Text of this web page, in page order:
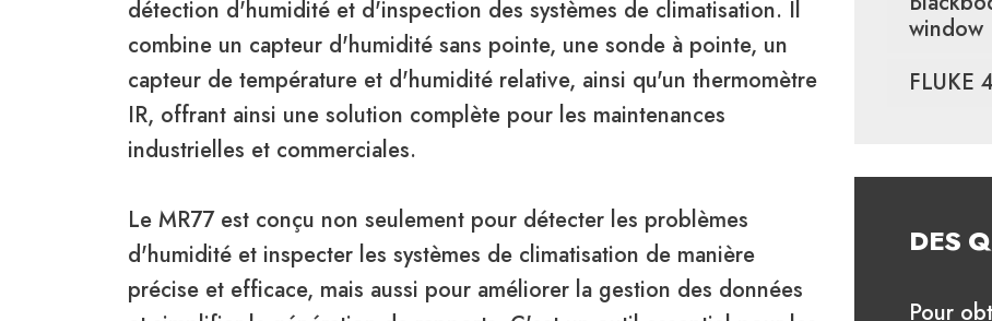
détection d'humidité et d'inspection des systèmes de climatisation. Il
combine un capteur d'humidité sans pointe, une sonde à pointe, un
capteur de température et d'humidité relative, ainsi qu'un thermomètre
IR, offrant ainsi une solution complète pour les maintenances
industrielles et commerciales.
Le MR77 est conçu non seulement pour détecter les problèmes
d'humidité et inspecter les systèmes de climatisation de manière
précise et efficace, mais aussi pour améliorer la gestion des données
window
FLUKE
DES
Pour